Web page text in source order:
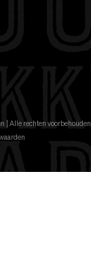
| Alle rechten voorbehouden